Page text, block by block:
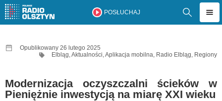
POSŁUCHAJ
Opublikowany 26 lutego 2025
Elbląg,Aktualności,Aplikacja mobilna, Radio Elbląg, Regiony
Modernizacja oczyszczalni ścieków w
Pieniężnie inwestycją na miarę XXI wieku